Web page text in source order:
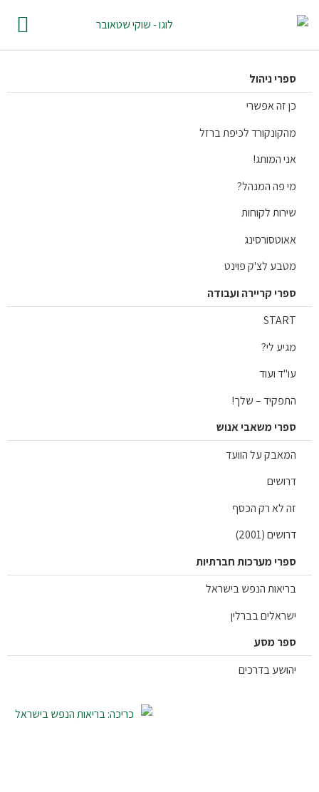
ניהול
זה אפשרי
לכיפת ברזל
המותג!
פה המנהל?
לקוחות
לצ'ק פוינט
קריירה ועבודה
לי?
ועוד
– שלך!
משאבי אנוש
על הוועד
לא רק הכסף
(2001)
מערכות חברתיות
הנפש בישראל
בברלין
מסע
בדרכים